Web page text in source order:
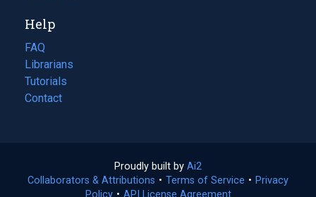
new
tab)
Help
FAQ
Librarians
Tutorials
Contact
Proudly built by Ai2
in
a
Collaborators & Attributions • Terms of Service (opens
• Privacy
Policy(opens
• API License Agreement